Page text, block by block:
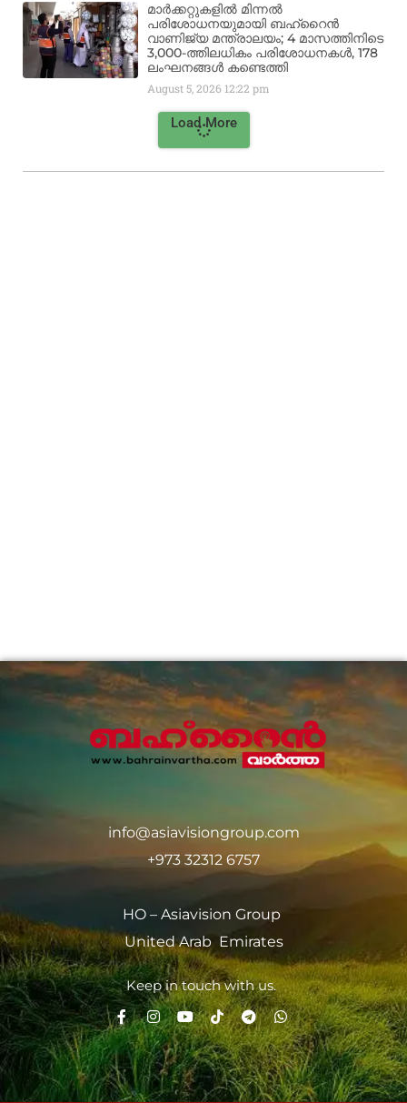
മാർക്കറ്റുകളിൽ മിന്നൽ
പരിശോധനയുമായി ബഹ്‌റൈൻ
വാണിജ്യ മന്ത്രാലയം; 4 മാസത്തിനിടെ
3,000-ത്തിലധികം പരിശോധനകൾ, 178
ലംഘനങ്ങൾ കണ്ടെത്തി
August 5, 2026 12:22 pm
Load More
info@asiavisiongroup.com
+973 32312 6757
HO – Asiavision Group
United Arab Emirates
Keep in touch with us.